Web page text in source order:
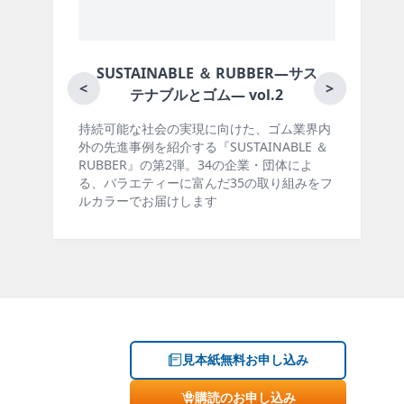
< >
RUBBER―サス
ム― vol.2
向けた、ゴム業界内
『SUSTAINABLE ＆
の企業・団体によ
だ35の取り組みをフ
月刊ラバーインダストリー／
ゴム報知新聞の姉妹誌。ゴム・エラス
製品・市場分野別の動向、新製品・技
材料動向、設備・機械の紹介、インタ
ー、海外企業情報、統計などをコンパ
掲載しています。エッセイ（寄稿）も
見本紙無料お申し込み
購読のお申し込み